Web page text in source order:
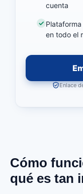
cuenta
en todo el
Enlace
Cómo
qué es tan